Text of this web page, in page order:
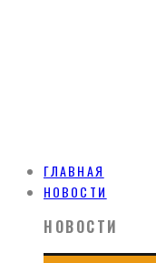
ГЛАВНАЯ
НОВОСТИ
НОВОСТИ